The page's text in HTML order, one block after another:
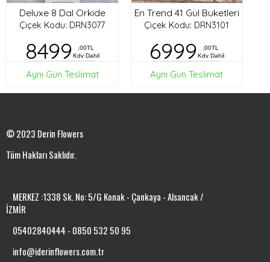
Deluxe 8 Dal Orkide
Çiçek Kodu: DRN3077
8499
,00TL
Kdv Dahil
Aynı Gün Teslimat
En Trend 41 Gül Buketleri
Çiçek Kodu: DRN3101
6999
,00TL
Kdv Dahil
Aynı Gün Teslimat
© 2023 Derin Flowers
Tüm Hakları Saklıdır.
MERKEZ :1338 Sk. No: 5/G Konak - Çankaya - Alsancak /
İZMİR
05402840444 - 0850 532 50 95
info@iderinflowers.com.tr